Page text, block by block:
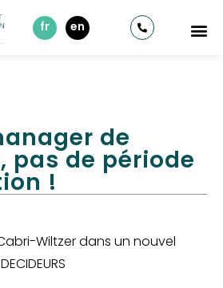
fr en
de
pas de période
!
Wiltzer dans un nouvel